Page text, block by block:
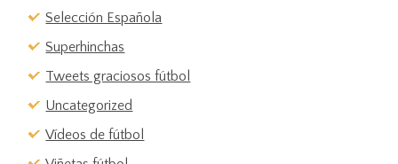
Selección Española
Superhinchas
Tweets graciosos fútbol
Uncategorized
Vídeos de fútbol